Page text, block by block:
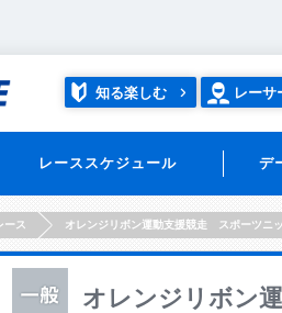
知る楽しむ レーサ
レーススケジュール デ
ース オレンジリボン運動支援競走 スポーツニ
オレンジリボン